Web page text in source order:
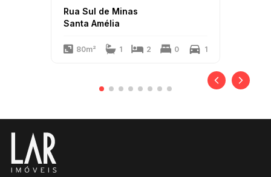
Rua Sul de Minas
Santa Amélia
80m² 1 2 0 1